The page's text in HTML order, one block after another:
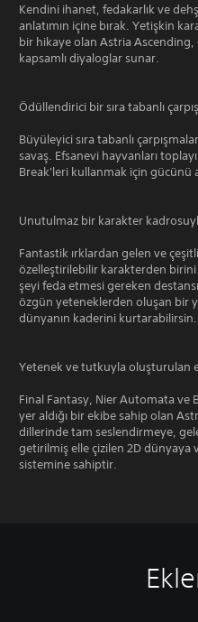
Kendini ihanet, fedakarlık ve
anlatımın içine bırak. Yetişkin
bir hikaye olan Astria
kapsamlı diyaloglar sunar.
Ödüllendirici bir sıra tabanlı
Büyüleyici sıra tabanlı
savaş. Efsanevi hayvanları
Break'leri kullanmak için gücünü
Unutulmaz bir karakter
Fantastik ırklardan gelen ve
özelleştirilebilir karakterden
şeyi feda etmesi gereken
özgün yeteneklerden oluşan bir
dünyanın kaderini kurtarabilirsin.
Yetenek ve tutkuyla oluşturulan
Final Fantasy, Nier Automata ve
yer aldığı bir ekibe sahip olan
dillerinde tam seslendirmeye,
getirilmiş elle çizilen 2D
sistemine sahiptir.